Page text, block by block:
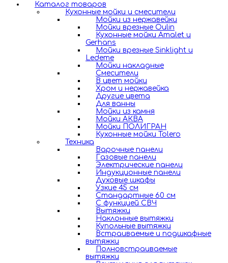
Каталог товаров
Кухонные мойки и смесители
Мойки из нержавейки
Мойки врезные Oulin
Кухонные мойки Amalet и
Gerhans
Мойки врезные Sinklight и
Ledeme
Мойки накладные
Смесители
В цвет мойки
Хром и нержавейка
Другие цвета
Для ванны
Мойки из камня
Мойки АКВА
Мойки ПОЛИГРАН
Кухонные мойки Tolero
Техника
Варочные панели
Газовые панели
Электрические панели
Индукционные панели
Духовые шкафы
Узкие 45 см
Стандартные 60 см
С функцией СВЧ
Вытяжки
Наклонные вытяжки
Купольные вытяжки
Встраиваемые и подшкафные
вытяжки
Полновстраиваемые
вытяжки